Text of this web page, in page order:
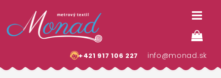
+421 917 106 227 info@monad.sk